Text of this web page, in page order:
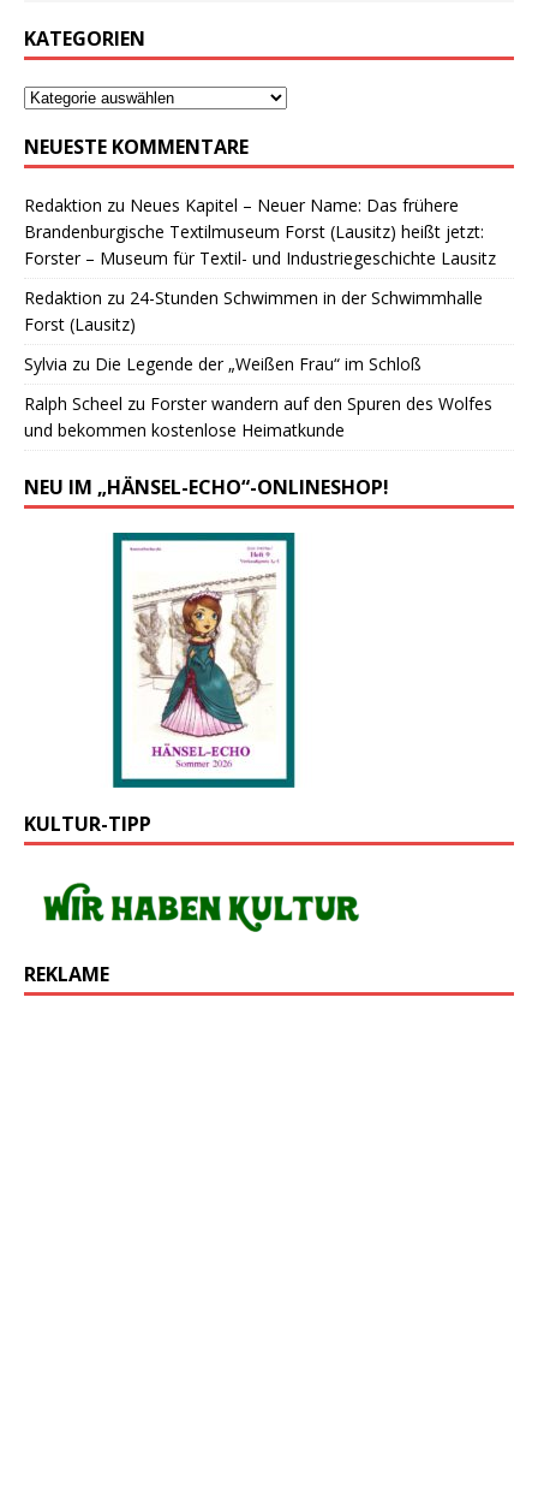
KATEGORIEN
NEUESTE KOMMENTARE
Redaktion zu Neues Kapitel – Neuer Name: Das frühere
Brandenburgische Textilmuseum Forst (Lausitz) heißt jetzt:
Forster – Museum für Textil- und Industriegeschichte Lausitz
Redaktion zu 24-Stunden Schwimmen in der Schwimmhalle
Forst (Lausitz)
Sylvia zu Die Legende der „Weißen Frau“ im Schloß
Ralph Scheel zu Forster wandern auf den Spuren des Wolfes
und bekommen kostenlose Heimatkunde
NEU IM „HÄNSEL-ECHO“-ONLINESHOP!
KULTUR-TIPP
REKLAME